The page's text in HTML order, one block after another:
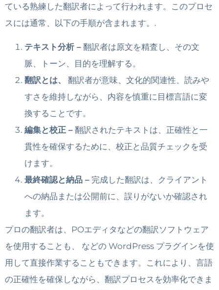
ている熟練した翻訳者によって行われます。このプロセ
スには通常、以下の手順が含まれます。.
テキスト分析 – 翻訳者は原文を精査し、その文
脈、トーン、目的を理解する。
翻訳とは、
翻訳者が意味、文化的関連性、読みや
すさを維持しながら、内容を慎重に目標言語に変
換することです。
編集と校正 – 翻訳されたテキストは、正確性と一
貫性を確保するために、校正と品質チェックを受
けます。
最終確認と納品 – 完成した翻訳は、クライアント
への納品または公開前に、誤りがないか確認され
ます。
プロの翻訳者は、POエディタなどの翻訳ソフトウェア
を使用することも、 などの WordPress プラグインを使
用して直接作業することもできます。これにより、言語
の正確性を確保しながら、翻訳プロセスを効率化できま